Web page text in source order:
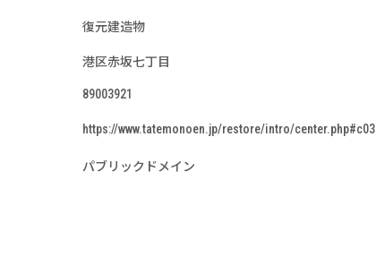
復元建造物
港区赤坂七丁目
89003921
https://www.tatemonoen.jp/restore/intro/center.php#c03
パブリックドメイン